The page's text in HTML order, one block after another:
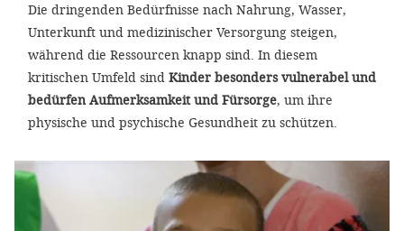
Die dringenden Bedürfnisse nach Nahrung, Wasser,
Unterkunft und medizinischer Versorgung steigen,
während die Ressourcen knapp sind. In diesem
kritischen Umfeld sind Kinder besonders vulnerabel und
bedürfen Aufmerksamkeit und Fürsorge, um ihre
physische und psychische Gesundheit zu schützen.